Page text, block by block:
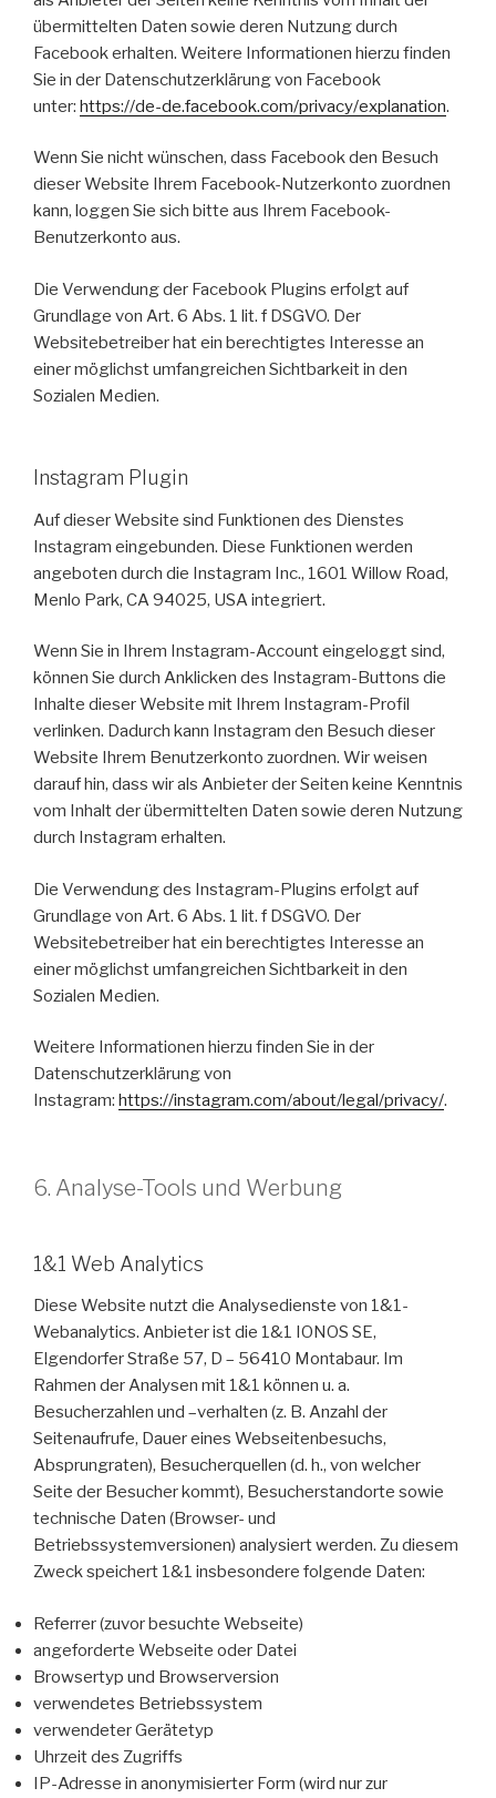
übermittelten Daten sowie deren Nutzung durch
Facebook erhalten. Weitere Informationen hierzu finden
Sie in der Datenschutzerklärung von Facebook
unter: https://de-de.facebook.com/privacy/explanation.
Wenn Sie nicht wünschen, dass Facebook den Besuch
dieser Website Ihrem Facebook-Nutzerkonto zuordnen
kann, loggen Sie sich bitte aus Ihrem Facebook-
Benutzerkonto aus.
Die Verwendung der Facebook Plugins erfolgt auf
Grundlage von Art. 6 Abs. 1 lit. f DSGVO. Der
Websitebetreiber hat ein berechtigtes Interesse an
einer möglichst umfangreichen Sichtbarkeit in den
Sozialen Medien.
Instagram Plugin
Auf dieser Website sind Funktionen des Dienstes
Instagram eingebunden. Diese Funktionen werden
angeboten durch die Instagram Inc., 1601 Willow Road,
Menlo Park, CA 94025, USA integriert.
Wenn Sie in Ihrem Instagram-Account eingeloggt sind,
können Sie durch Anklicken des Instagram-Buttons die
Inhalte dieser Website mit Ihrem Instagram-Profil
verlinken. Dadurch kann Instagram den Besuch dieser
Website Ihrem Benutzerkonto zuordnen. Wir weisen
darauf hin, dass wir als Anbieter der Seiten keine Kenntnis
vom Inhalt der übermittelten Daten sowie deren Nutzung
durch Instagram erhalten.
Die Verwendung des Instagram-Plugins erfolgt auf
Grundlage von Art. 6 Abs. 1 lit. f DSGVO. Der
Websitebetreiber hat ein berechtigtes Interesse an
einer möglichst umfangreichen Sichtbarkeit in den
Sozialen Medien.
Weitere Informationen hierzu finden Sie in der
Datenschutzerklärung von
Instagram: https://instagram.com/about/legal/privacy/.
6. Analyse-Tools und Werbung
1&1 Web Analytics
Diese Website nutzt die Analysedienste von 1&1-
Webanalytics. Anbieter ist die 1&1 IONOS SE,
Elgendorfer Straße 57, D – 56410 Montabaur. Im
Rahmen der Analysen mit 1&1 können u. a.
Besucherzahlen und –verhalten (z. B. Anzahl der
Seitenaufrufe, Dauer eines Webseitenbesuchs,
Absprungraten), Besucherquellen (d. h., von welcher
Seite der Besucher kommt), Besucherstandorte sowie
technische Daten (Browser- und
Betriebssystemversionen) analysiert werden. Zu diesem
Zweck speichert 1&1 insbesondere folgende Daten:
Referrer (zuvor besuchte Webseite)
angeforderte Webseite oder Datei
Browsertyp und Browserversion
verwendetes Betriebssystem
verwendeter Gerätetyp
Uhrzeit des Zugriffs
IP-Adresse in anonymisierter Form (wird nur zur